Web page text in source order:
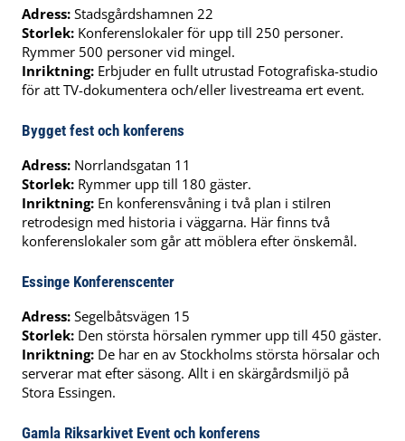
Adress: Stadsgårdshamnen 22
Storlek: Konferenslokaler för upp till 250 personer.
Rymmer 500 personer vid mingel.
Inriktning: Erbjuder en fullt utrustad Fotografiska-studio
för att TV-dokumentera och/eller livestreama ert event.
Bygget fest och konferens
Adress: Norrlandsgatan 11
Storlek: Rymmer upp till 180 gäster.
Inriktning: En konferensvåning i två plan i stilren
retrodesign med historia i väggarna. Här finns två
konferenslokaler som går att möblera efter önskemål.
Essinge Konferenscenter
Adress: Segelbåtsvägen 15
Storlek: Den största hörsalen rymmer upp till 450 gäster.
Inriktning: De har en av Stockholms största hörsalar och
serverar mat efter säsong. Allt i en skärgårdsmiljö på
Stora Essingen.
Gamla Riksarkivet Event och konferens